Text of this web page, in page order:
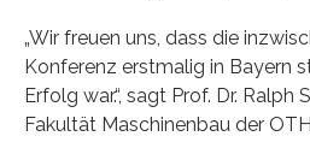
„Wir freuen uns, dass die
Konferenz erstmalig in Bayern
Erfolg war.“, sagt Prof. Dr. Ralph
Fakultät Maschinenbau der